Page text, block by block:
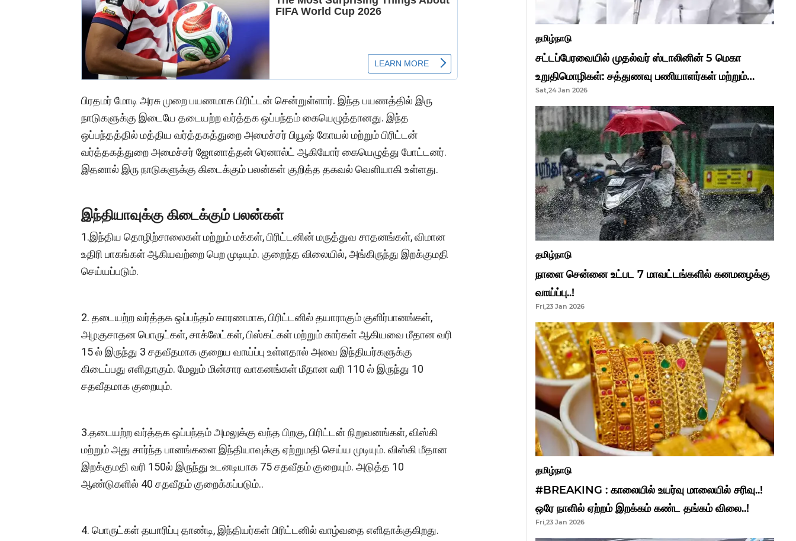
பிரதமர் மோடி அரசு முறை பயணமாக பிரிட்டன் சென்றுள்ளார். இந்த பயணத்தில் இரு
நாடுகளுக்கு இடையே தடையற்ற வர்த்தக ஒப்பந்தம் கையெழுத்தானது. இந்த
ஒப்பந்தத்தில் மத்திய வர்த்தகத்துறை அமைச்சர் பியூஷ் கோயல் மற்றும் பிரிட்டன்
வர்த்தகத்துறை அமைச்சர் ஜோனாத்தன் ரெனால்ட் ஆகியோர் கையெழுத்து போட்டனர்.
இதனால் இரு நாடுகளுக்கு கிடைக்கும் பலன்கள் குறித்த தகவல் வெளியாகி உள்ளது.
இந்தியாவுக்கு கிடைக்கும் பலன்கள்
1.இந்திய தொழிற்சாலைகள் மற்றும் மக்கள், பிரிட்டனின் மருத்துவ சாதனங்கள், விமான
உதிரி பாகங்கள் ஆகியவற்றை பெற முடியும். குறைந்த விலையில், அங்கிருந்து இறக்குமதி
செய்யப்படும்.
2. தடையற்ற வர்த்தக ஒப்பந்தம் காரணமாக, பிரிட்டனில் தயாராகும் குளிர்பானங்கள்,
அழகுசாதன பொருட்கள், சாக்லேட்கள், பிஸ்கட்கள் மற்றும் கார்கள் ஆகியவை மீதான வரி
15 ல் இருந்து 3 சதவீதமாக குறைய வாய்ப்பு உள்ளதால் அவை இந்தியர்களுக்கு
கிடைப்பது எளிதாகும். மேலும் மின்சார வாகனங்கள் மீதான வரி 110 ல் இருந்து 10
சதவீதமாக குறையும்.
3.தடையற்ற வர்த்தக ஒப்பந்தம் அமலுக்கு வந்த பிறகு, பிரிட்டன் நிறுவனங்கள், விஸ்கி
மற்றும் அது சார்ந்த பானங்களை இந்தியாவுக்கு ஏற்றுமதி செய்ய முடியும். விஸ்கி மீதான
இறக்குமதி வரி 150ல் இருந்து உடனடியாக 75 சதவீதம் குறையும். அடுத்த 10
ஆண்டுகளில் 40 சதவீதம் குறைக்கப்படும்..
4. பொருட்கள் தயாரிப்பு தாண்டி, இந்தியர்கள் பிரிட்டனில் வாழ்வதை எளிதாக்குகிறது.
தமிழ்நாடு
சட்டப்பேரவையில் முதல்வர் ஸ்டாலினின் 5 மெகா
உறுதிமொழிகள்: சத்துணவு பணியாளர்கள் மற்றும்
ஆசிரியர்களுக்கு ஜாக்பாட்!
Sat,24 Jan 2026
தமிழ்நாடு
நாளை சென்னை உட்பட 7 மாவட்டங்களில் கனமழைக்கு
வாய்ப்பு..!
Fri,23 Jan 2026
தமிழ்நாடு
#BREAKING : காலையில் உயர்வு மாலையில் சரிவு..!
ஒரே நாளில் ஏற்றம் இறக்கம் கண்ட தங்கம் விலை..!
Fri,23 Jan 2026